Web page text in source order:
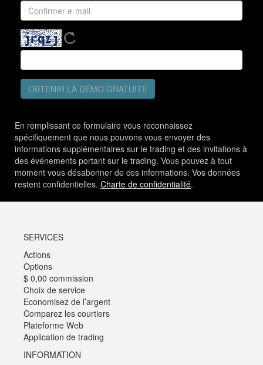
OBTENIR LA DÉMO GRATUITE
En remplissant ce formulaire vous reconnaissez
spécifiquement que nous pouvons vous envoyer des
informations supplémentaires sur le trading et des invitations à
des événements portant sur le trading. Vous pouvez à tout
moment vous désabonner de ces informations. Vos données
restent confidentielles. Charte de confidentialité.
SERVICES
Actions
Options
$ 0,00 commission
Choix de service
Economisez de l’argent
Comparez les courtiers
Plateforme Web
Application de trading
INFORMATION